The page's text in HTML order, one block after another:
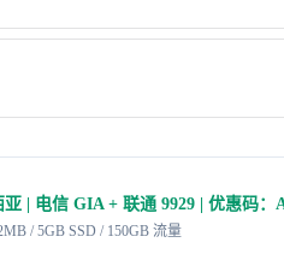
/ 5GB SSD / 150GB 流量